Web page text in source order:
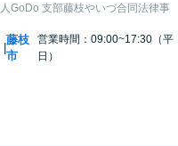
GoDo 支部藤枝やいづ合同法律事
|
藤枝
市
営業時間：09:00~17:30（平
日）